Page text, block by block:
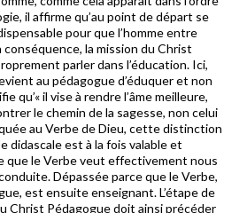
il affirme qu’au point de départ se
pour que l’homme entre
conséquence, la mission du Christ
parler dans l’éducation. Ici,
au pédagogue d’éduquer et non
qu’« il vise à rendre l’âme meilleure,
le chemin de la sagesse, non celui
au Verbe de Dieu, cette distinction
didascale est à la fois valable et
que le Verbe veut effectivement nous
Dépassée parce que le Verbe,
est ensuite enseignant. L’étape de
Christ Pédagogue doit ainsi précéder